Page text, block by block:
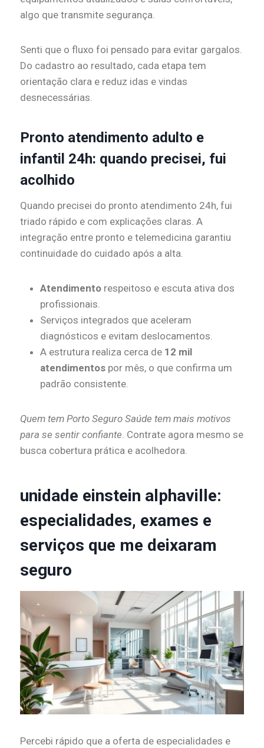
algo que transmite segurança.
Senti que o fluxo foi pensado para evitar gargalos.
Do cadastro ao resultado, cada etapa tem
orientação clara e reduz idas e vindas
desnecessárias.
Pronto atendimento adulto e
infantil 24h: quando precisei, fui
acolhido
Quando precisei do pronto atendimento 24h, fui
triado rápido e com explicações claras. A
integração entre pronto e telemedicina garantiu
continuidade do cuidado após a alta.
Atendimento respeitoso e escuta ativa dos
profissionais.
Serviços integrados que aceleram
diagnósticos e evitam deslocamentos.
A estrutura realiza cerca de 12 mil
atendimentos por mês, o que confirma um
padrão consistente.
Quem tem Porto Seguro Saúde tem mais motivos
para se sentir confiante. Contrate agora mesmo se
busca cobertura prática e acolhedora.
unidade einstein alphaville:
especialidades, exames e
serviços que me deixaram
seguro
Percebi rápido que a oferta de especialidades e